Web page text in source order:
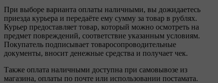
При выборе варианта оплаты наличными, вы дожидаетесь
приезда курьера и передаёте ему сумму за товар в рублях.
Курьер предоставляет товар, который можно осмотреть на
предмет повреждений, соответствие указанным условиям.
Покупатель подписывает товаросопроводительные
документы, вносит денежные средства и получает чек.
Также оплата наличными доступна при самовывозе из
магазина, оплаты по почте или использовании постамата.